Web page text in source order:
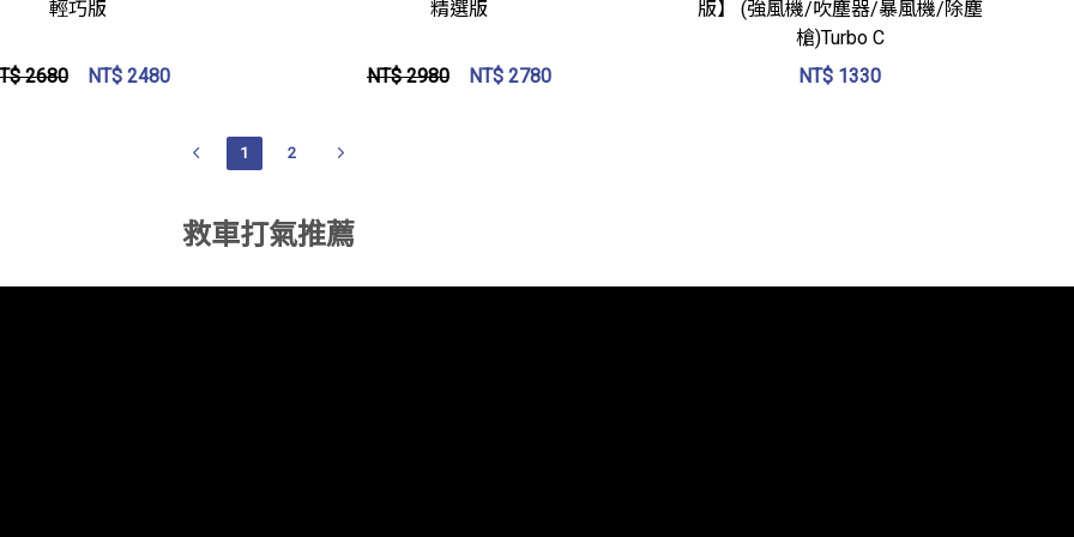
輕巧版
2680 NT$2480
精選版
NT$ 2980 NT$2780
版】 (強風機/吹塵器/暴風機/除塵
槍)Turbo C
NT$ 1330
1 2
救車打氣推薦